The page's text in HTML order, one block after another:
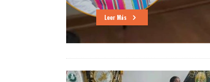
Leer Más